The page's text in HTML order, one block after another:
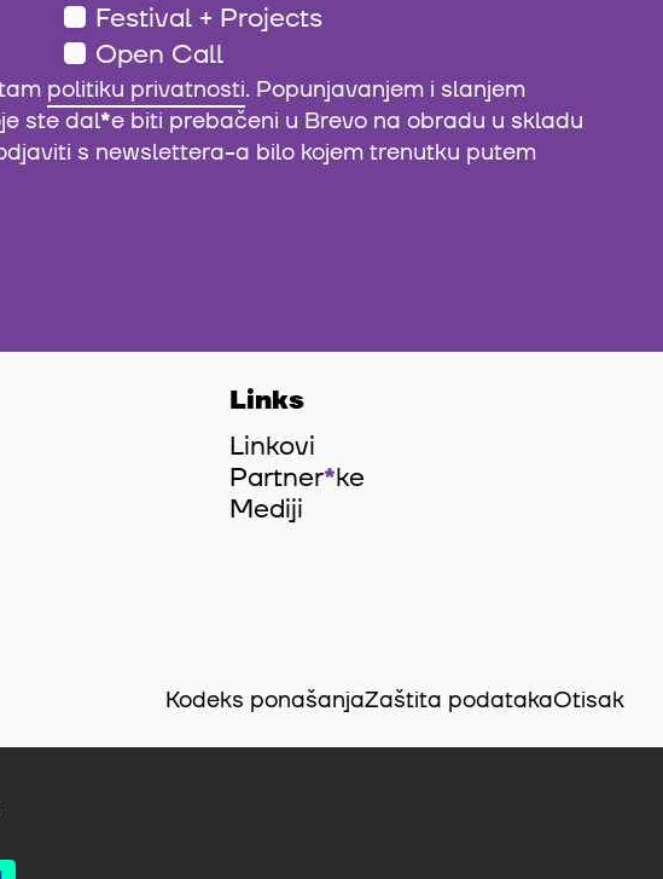
Festival + Projects
Open Call
politiku privatnosti. Popunjavanjem i slanjem
ste dal*e biti prebačeni u Brevo na obradu u skladu
s newslettera-a bilo kojem trenutku putem
Links
Linkovi
Partner*ke
Mediji
Kodeks ponašanjaZaštita podatakaOtisak